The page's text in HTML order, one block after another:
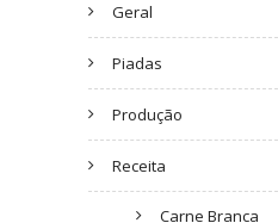
Geral
Piadas
Produção
Receita
Carne Branca